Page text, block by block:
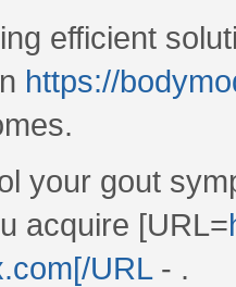
efficient
https://
your gout
acquire [URL=
URL- .